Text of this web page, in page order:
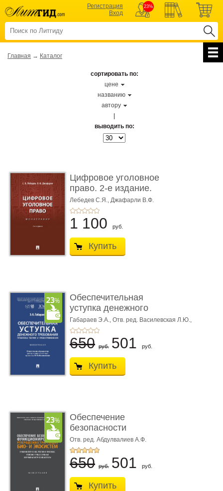
Регистрация
Вход
23%
Главная → Каталог
сортировать по:
цене
названию
автору
выводить по:
Цифровое уголовное
право. 2-е издание.
Монограф ...
Лебедев С.Я., Джафарли В.Ф.
1 100 руб.
Купить
Обеспечительная
уступка денежного
требования ...
Габараев Э.А., Отв. ред. Василевская Л.Ю.,
вступ. сл. Каретина М.Г.
650 руб. 501 руб.
Купить
Обеспечение
безопасности
функционирования уг
...
Отв. ред. Абдулвалиев А.Ф.
650 руб. 501 руб.
Купить